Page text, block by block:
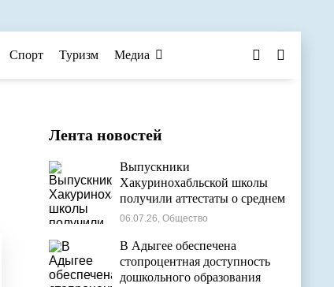
Спорт Туризм Медиа
Лента новостей
Выпускники
Хакуринохабльской школы
получили аттестаты о среднем
общем образовании
06.07.26, Общество
В Адыгее обеспечена
стопроцентная доступность
дошкольного образования